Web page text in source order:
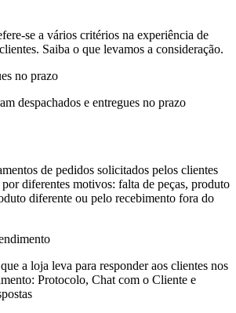
se a vários critérios na experiência de
Saiba o que levamos a consideração.
no prazo
despachados e entregues no prazo
de pedidos solicitados pelos clientes
diferentes motivos: falta de peças, produto
diferente ou pelo recebimento fora do
a loja leva para responder aos clientes nos
Protocolo, Chat com o Cliente e